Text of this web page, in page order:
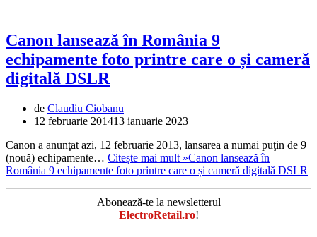
Canon lansează în România 9
echipamente foto printre care o și cameră
digitală DSLR
de Claudiu Ciobanu
12 februarie 201413 ianuarie 2023
Canon a anunţat azi, 12 februarie 2013, lansarea a numai puţin de 9
(nouă) echipamente… Citește mai mult »Canon lansează în
România 9 echipamente foto printre care o și cameră digitală DSLR
Abonează-te la newsletterul
ElectroRetail.ro!